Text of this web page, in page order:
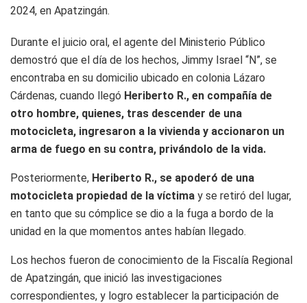
2024, en Apatzingán.
Durante el juicio oral, el agente del Ministerio Público
demostró que el día de los hechos, Jimmy Israel “N”, se
encontraba en su domicilio ubicado en colonia Lázaro
Cárdenas, cuando llegó Heriberto R., en compañía de
otro hombre, quienes, tras descender de una
motocicleta, ingresaron a la vivienda y accionaron un
arma de fuego en su contra, privándolo de la vida.
Posteriormente, Heriberto R., se apoderó de una
motocicleta propiedad de la víctima y se retiró del lugar,
en tanto que su cómplice se dio a la fuga a bordo de la
unidad en la que momentos antes habían llegado.
Los hechos fueron de conocimiento de la Fiscalía Regional
de Apatzingán, que inició las investigaciones
correspondientes, y logro establecer la participación de